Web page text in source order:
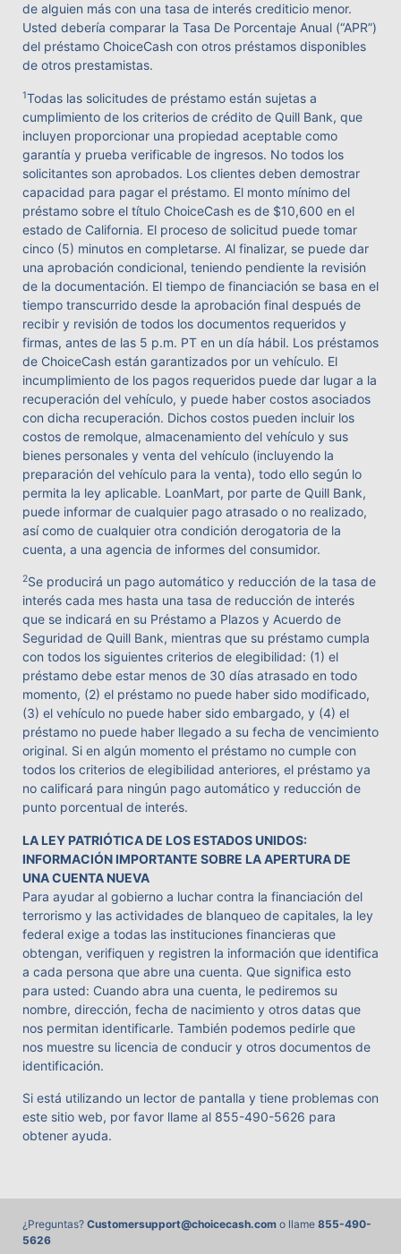
de alguien más con una tasa de interés crediticio menor.
Usted debería comparar la Tasa De Porcentaje Anual (“APR”)
del préstamo ChoiceCash con otros préstamos disponibles
de otros prestamistas.
1Todas las solicitudes de préstamo están sujetas a
cumplimiento de los criterios de crédito de Quill Bank, que
incluyen proporcionar una propiedad aceptable como
garantía y prueba verificable de ingresos. No todos los
solicitantes son aprobados. Los clientes deben demostrar
capacidad para pagar el préstamo. El monto mínimo del
préstamo sobre el título ChoiceCash es de $10,600 en el
estado de California. El proceso de solicitud puede tomar
cinco (5) minutos en completarse. Al finalizar, se puede dar
una aprobación condicional, teniendo pendiente la revisión
de la documentación. El tiempo de financiación se basa en el
tiempo transcurrido desde la aprobación final después de
recibir y revisión de todos los documentos requeridos y
firmas, antes de las 5 p.m. PT en un día hábil. Los préstamos
de ChoiceCash están garantizados por un vehículo. El
incumplimiento de los pagos requeridos puede dar lugar a la
recuperación del vehículo, y puede haber costos asociados
con dicha recuperación. Dichos costos pueden incluir los
costos de remolque, almacenamiento del vehículo y sus
bienes personales y venta del vehículo (incluyendo la
preparación del vehículo para la venta), todo ello según lo
permita la ley aplicable. LoanMart, por parte de Quill Bank,
puede informar de cualquier pago atrasado o no realizado,
así como de cualquier otra condición derogatoria de la
cuenta, a una agencia de informes del consumidor.
2Se producirá un pago automático y reducción de la tasa de
interés cada mes hasta una tasa de reducción de interés
que se indicará en su Préstamo a Plazos y Acuerdo de
Seguridad de Quill Bank, mientras que su préstamo cumpla
con todos los siguientes criterios de elegibilidad: (1) el
préstamo debe estar menos de 30 días atrasado en todo
momento, (2) el préstamo no puede haber sido modificado,
(3) el vehículo no puede haber sido embargado, y (4) el
préstamo no puede haber llegado a su fecha de vencimiento
original. Si en algún momento el préstamo no cumple con
todos los criterios de elegibilidad anteriores, el préstamo ya
no calificará para ningún pago automático y reducción de
punto porcentual de interés.
LA LEY PATRIÓTICA DE LOS ESTADOS UNIDOS:
INFORMACIÓN IMPORTANTE SOBRE LA APERTURA DE
UNA CUENTA NUEVA
Para ayudar al gobierno a luchar contra la financiación del
terrorismo y las actividades de blanqueo de capitales, la ley
federal exige a todas las instituciones financieras que
obtengan, verifiquen y registren la información que identifica
a cada persona que abre una cuenta. Que significa esto
para usted: Cuando abra una cuenta, le pediremos su
nombre, dirección, fecha de nacimiento y otros datas que
nos permitan identificarle. También podemos pedirle que
nos muestre su licencia de conducir y otros documentos de
identificación.
Si está utilizando un lector de pantalla y tiene problemas con
este sitio web, por favor llame al 855-490-5626 para
obtener ayuda.
¿Preguntas? Customersupport@choicecash.com o llame 855-490-
5626